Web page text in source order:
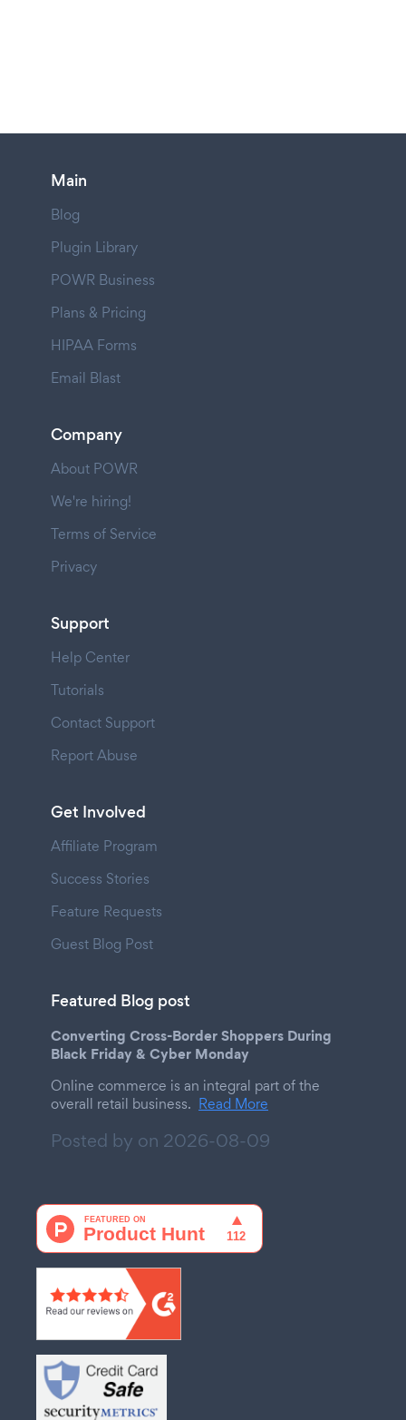
Main
Blog
Plugin Library
POWR Business
Plans & Pricing
HIPAA Forms
Email Blast
Company
About POWR
We're hiring!
Terms of Service
Privacy
Support
Help Center
Tutorials
Contact Support
Report Abuse
Get Involved
Affiliate Program
Success Stories
Feature Requests
Guest Blog Post
Featured Blog post
Converting Cross-Border Shoppers During
Black Friday & Cyber Monday
Online commerce is an integral part of the
overall retail business. Read More
Posted by on 2026-08-09